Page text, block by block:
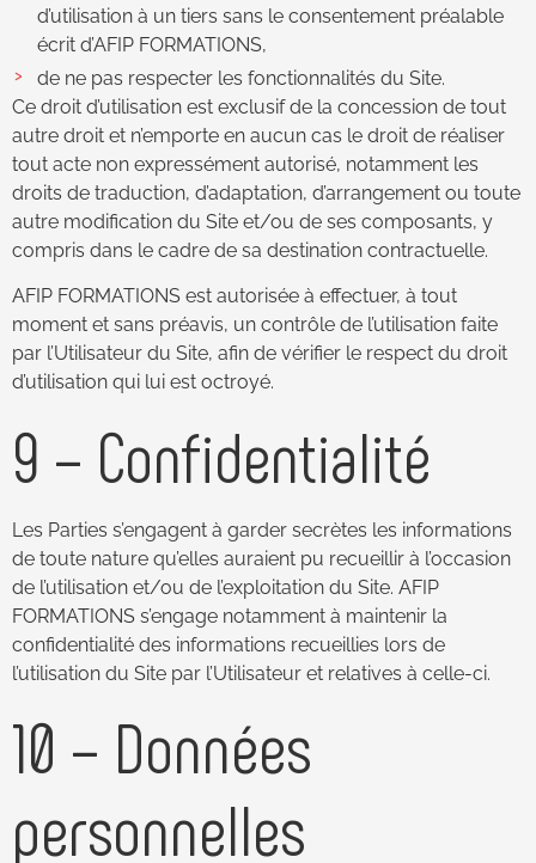
d’utilisation à un tiers sans le consentement préalable
écrit d’AFIP FORMATIONS,
de ne pas respecter les fonctionnalités du Site.
Ce droit d’utilisation est exclusif de la concession de tout
autre droit et n’emporte en aucun cas le droit de réaliser
tout acte non expressément autorisé, notamment les
droits de traduction, d’adaptation, d’arrangement ou toute
autre modification du Site et/ou de ses composants, y
compris dans le cadre de sa destination contractuelle.
AFIP FORMATIONS est autorisée à effectuer, à tout
moment et sans préavis, un contrôle de l’utilisation faite
par l’Utilisateur du Site, afin de vérifier le respect du droit
d’utilisation qui lui est octroyé.
9 – Confidentialité
Les Parties s’engagent à garder secrètes les informations
de toute nature qu’elles auraient pu recueillir à l’occasion
de l’utilisation et/ou de l’exploitation du Site. AFIP
FORMATIONS s’engage notamment à maintenir la
confidentialité des informations recueillies lors de
l’utilisation du Site par l’Utilisateur et relatives à celle-ci.
10 – Données
personnelles